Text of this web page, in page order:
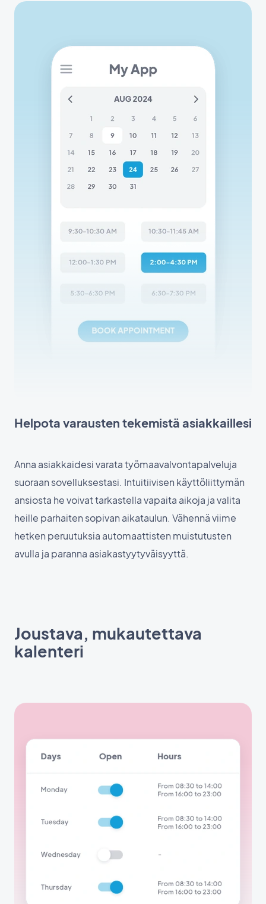
Helpota varausten tekemistä asiakkaillesi
Anna asiakkaidesi varata työmaavalvontapalveluja
suoraan sovelluksestasi. Intuitiivisen käyttöliittymän
ansiosta he voivat tarkastella vapaita aikoja ja valita
heille parhaiten sopivan aikataulun. Vähennä viime
hetken peruutuksia automaattisten muistutusten
avulla ja paranna asiakastyytyväisyyttä.
Joustava, mukautettava
kalenteri